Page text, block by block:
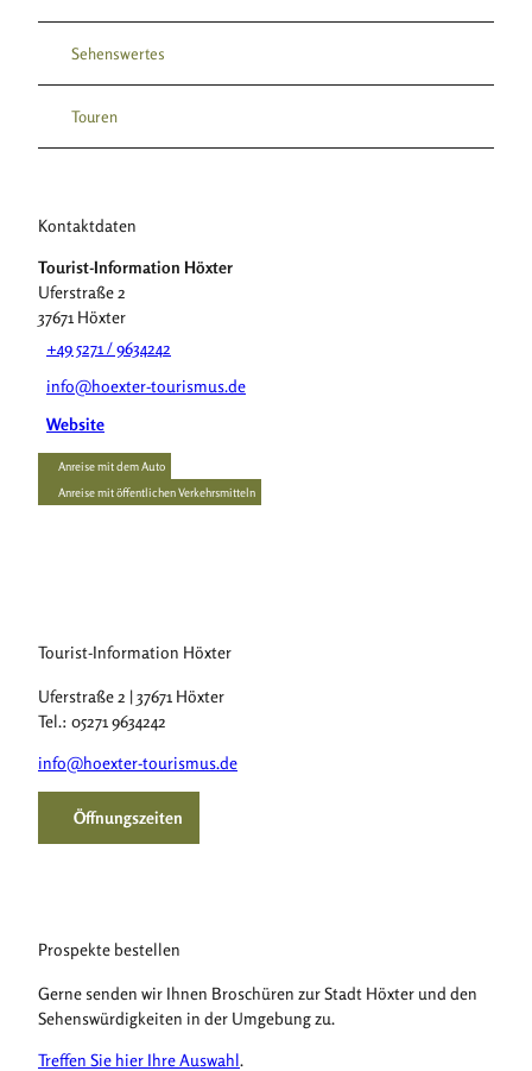
Sehenswertes
Touren
Kontaktdaten
Tourist-Information Höxter
Uferstraße 2
37671 Höxter
+49 5271 / 9634242
info@hoexter-tourismus.de
Website
Anreise mit dem Auto
Anreise mit öffentlichen Verkehrsmitteln
Tourist-Information Höxter
Uferstraße 2 | 37671 Höxter
Tel.: 05271 9634242
info@hoexter-tourismus.de
Öffnungszeiten
Prospekte bestellen
Gerne senden wir Ihnen Broschüren zur Stadt Höxter und den
Sehenswürdigkeiten in der Umgebung zu.
Treffen Sie hier Ihre Auswahl.